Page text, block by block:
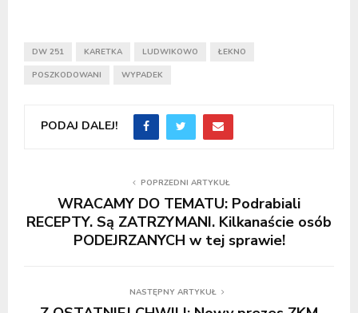
DW 251 KARETKA LUDWIKOWO ŁEKNO
POSZKODOWANI WYPADEK
PODAJ DALEJ!
POPRZEDNI ARTYKUŁ
WRACAMY DO TEMATU: Podrabiali
RECEPTY. Są ZATRZYMANI. Kilkanaście osób
PODEJRZANYCH w tej sprawie!
NASTĘPNY ARTYKUŁ